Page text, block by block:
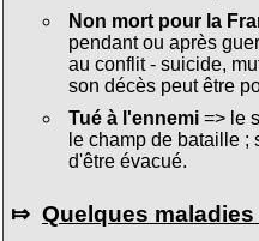
Non mort pour la
pendant ou après
au conflit - suicide,
son décès peut être
Tué à l'ennemi=> le
le champ de bataille ;
d'être évacué.
⤇ Quelques